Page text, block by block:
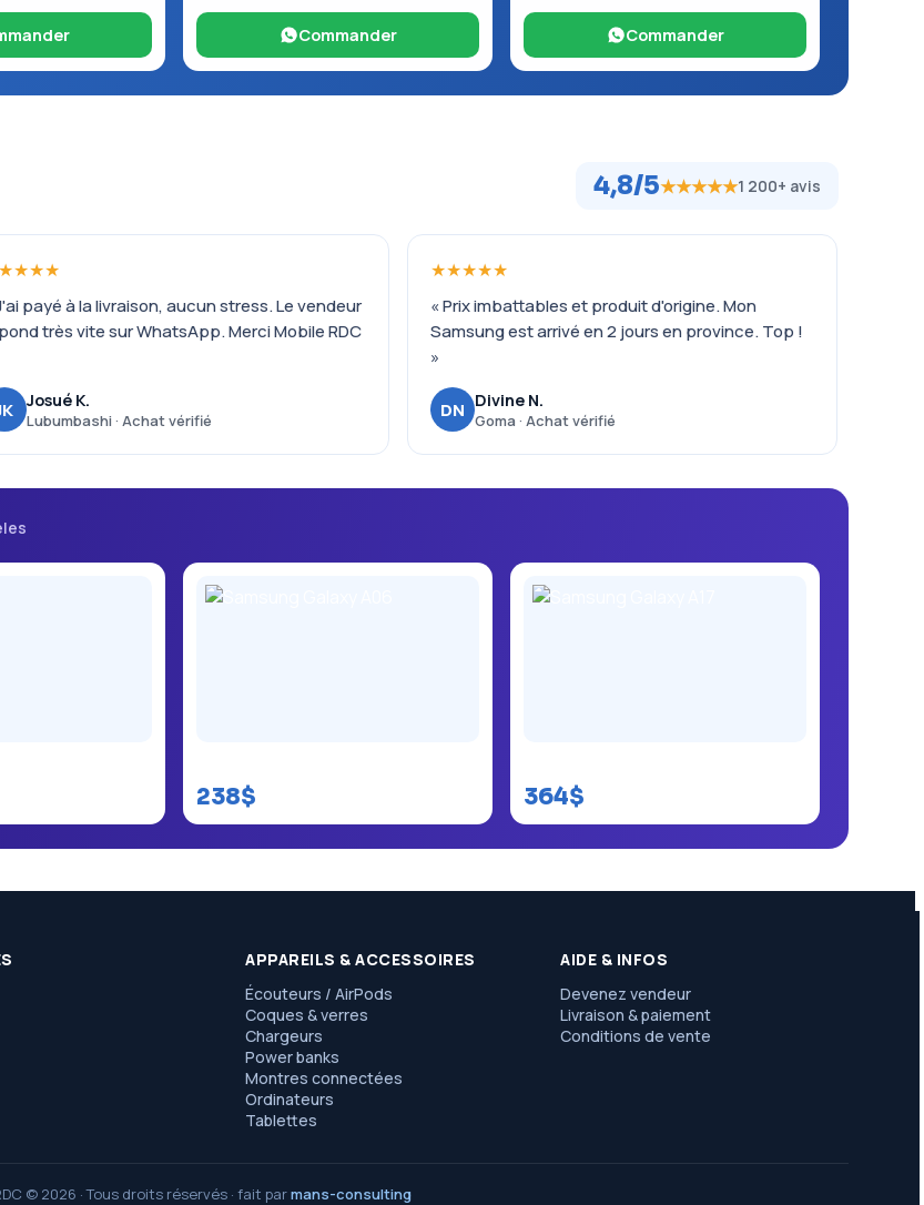
Commander Commander
4,8/5★★★★★1 200+ avis
payé à la livraison, aucun stress. Le vendeur
très vite sur WhatsApp. Merci Mobile RDC
Josué K.
Lubumbashi · Achat vérifié
★★★★★
« Prix imbattables et produit d'origine. Mon
Samsung est arrivé en 2 jours en province. Top !
»
DN Divine N.
Goma · Achat vérifié
238$ 364$
APPAREILS & ACCESSOIRES
Écouteurs / AirPods
Coques & verres
Chargeurs
Power banks
Montres connectées
Ordinateurs
Tablettes
AIDE & INFOS
Devenez vendeur
Livraison & paiement
Conditions de vente
© 2026 · Tous droits réservés · fait parmans-consulting